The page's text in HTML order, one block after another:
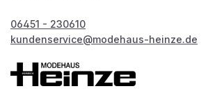
06451 - 230610
kundenservice@modehaus-heinze.de